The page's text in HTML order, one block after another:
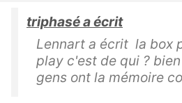
triphasé a écrit
Lennart a écrit la box
play c'est de qui ?
gens ont la mémoire